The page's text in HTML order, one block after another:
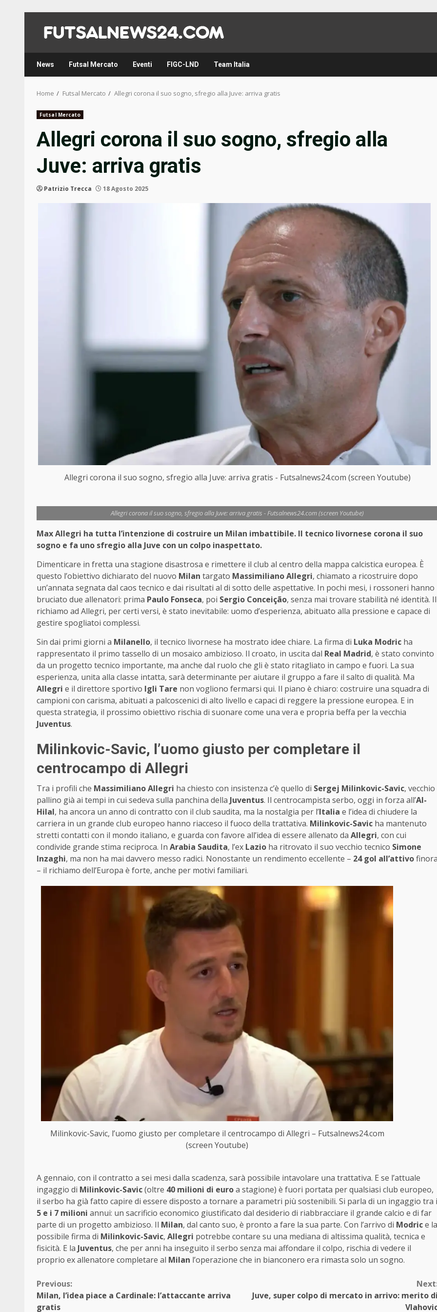
content
News Futsal Mercato Eventi FIGC-LND Team Italia
Home Futsal Mercato Allegri corona il suo sogno, sfregio alla Juve: arriva gratis
Futsal Mercato
Allegri corona il suo sogno, sfregio alla
Juve: arriva gratis
Patrizio Trecca 18 Agosto 2025
Allegri corona il suo sogno, sfregio alla Juve: arriva gratis - Futsalnews24.com (screen Youtube)
Allegri corona il suo sogno, sfregio alla Juve: arriva gratis - Futsalnews24.com (screen Youtube)
Max Allegri ha tutta l’intenzione di costruire un Milan imbattibile. Il tecnico livornese corona il suo
sogno e fa uno sfregio alla Juve con un colpo inaspettato.
Dimenticare in fretta una stagione disastrosa e rimettere il club al centro della mappa calcistica europea. È
questo l’obiettivo dichiarato del nuovo Milan targato Massimiliano Allegri, chiamato a ricostruire dopo
un’annata segnata dal caos tecnico e dai risultati al di sotto delle aspettative. In pochi mesi, i rossoneri hanno
bruciato due allenatori: prima Paulo Fonseca, poi Sergio Conceição, senza mai trovare stabilità né identità. Il
richiamo ad Allegri, per certi versi, è stato inevitabile: uomo d’esperienza, abituato alla pressione e capace di
gestire spogliatoi complessi.
Sin dai primi giorni a Milanello, il tecnico livornese ha mostrato idee chiare. La firma di Luka Modric ha
rappresentato il primo tassello di un mosaico ambizioso. Il croato, in uscita dal Real Madrid, è stato convinto
da un progetto tecnico importante, ma anche dal ruolo che gli è stato ritagliato in campo e fuori. La sua
esperienza, unita alla classe intatta, sarà determinante per aiutare il gruppo a fare il salto di qualità. Ma
Allegri e il direttore sportivo Igli Tare non vogliono fermarsi qui. Il piano è chiaro: costruire una squadra di
campioni con carisma, abituati a palcoscenici di alto livello e capaci di reggere la pressione europea. E in
questa strategia, il prossimo obiettivo rischia di suonare come una vera e propria beffa per la vecchia
Juventus.
Milinkovic-Savic, l’uomo giusto per completare il
centrocampo di Allegri
Tra i profili che Massimiliano Allegri ha chiesto con insistenza c’è quello di Sergej Milinkovic-Savic, vecchio
pallino già ai tempi in cui sedeva sulla panchina della Juventus. Il centrocampista serbo, oggi in forza all’Al-
Hilal, ha ancora un anno di contratto con il club saudita, ma la nostalgia per l’Italia e l’idea di chiudere la
carriera in un grande club europeo hanno riacceso il fuoco della trattativa. Milinkovic-Savic ha mantenuto
stretti contatti con il mondo italiano, e guarda con favore all’idea di essere allenato da Allegri, con cui
condivide grande stima reciproca. In Arabia Saudita, l’ex Lazio ha ritrovato il suo vecchio tecnico Simone
Inzaghi, ma non ha mai davvero messo radici. Nonostante un rendimento eccellente – 24 gol all’attivo
– il richiamo dell’Europa è forte, anche per motivi familiari.
Milinkovic-Savic, l’uomo giusto per completare il centrocampo di Allegri – Futsalnews24.com
(screen Youtube)
A gennaio, con il contratto a sei mesi dalla scadenza, sarà possibile intavolare una trattativa. E se l’attuale
ingaggio di Milinkovic-Savic(oltre 40 milioni di euroa stagione) è fuori portata per qualsiasi club europeo,
il serbo ha già fatto capire di essere disposto a tornare a parametri più sostenibili. Si parla di un ingaggio tra i
5 e i 7 milioni annui: un sacrificio economico giustificato dal desiderio di riabbracciare il grande calcio e di far
parte di un progetto ambizioso. Il Milan, dal canto suo, è pronto a fare la sua parte. Con l’arrivo di Modrice la
possibile firma di Milinkovic-Savic, Allegri potrebbe contare su una mediana di altissima qualità, tecnica e
fisicità. E la Juventus, che per anni ha inseguito il serbo senza mai affondare il colpo, rischia di vedere il
proprio ex allenatore completare al Milan l’operazione che in bianconero era rimasta solo un sogno.
Continue
Reading
Previous:
Milan, l’idea piace a Cardinale: l’attaccante arriva
gratis
Juve, super colpo di mercato in arrivo: merito